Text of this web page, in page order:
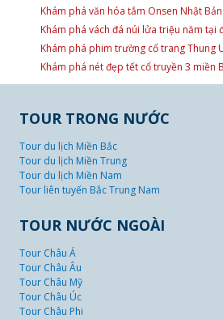
Khám phá văn hóa tắm Onsen Nhật Bản
Khám phá vách đá núi lửa triệu năm tại
Khám phá phim trường cổ trang Thung
Khám phá nét đẹp tết cổ truyền 3 miền
TOUR TRONG NƯỚC
Tour du lịch Miền Bắc
Tour du lịch Miền Trung
Tour du lịch Miền Nam
Tour liên tuyến Bắc Trung Nam
TOUR NƯỚC NGOÀI
Tour Châu Á
Tour Châu Âu
Tour Châu Mỹ
Tour Châu Úc
Tour Châu Phi